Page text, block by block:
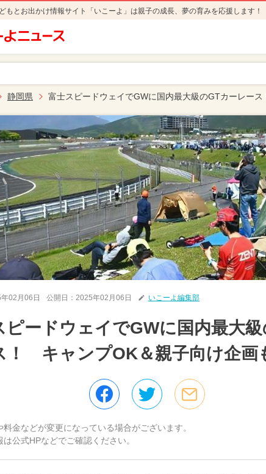
もとお出かけ情報サイト「いこーよ」は親子の成長、夢の育みを応援します！
静岡県 富士スピードウェイでGWに国内最大級のGTカーレー
02月06日 公開日： 2025年02月06日 いこーよ編集部
ピードウェイでGWに国内最大
！ キャンプOK＆親子向け企画
料金などが変更になっている場合がございます。
は公式HPなどでご確認ください。